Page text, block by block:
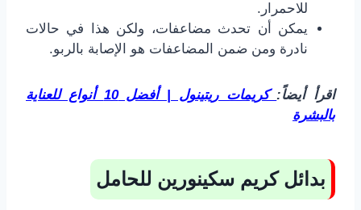
للاحمرار.
يمكن أن تحدث مضاعفات، ولكن هذا في حالات
نادرة ومن ضمن المضاعفات هو الإصابة بالربو.
اقرأ أيضاً:
كريمات ريتينول | أفضل 10 أنواع للعناية
بالبشرة
بدائل كريم سكينورين للحامل